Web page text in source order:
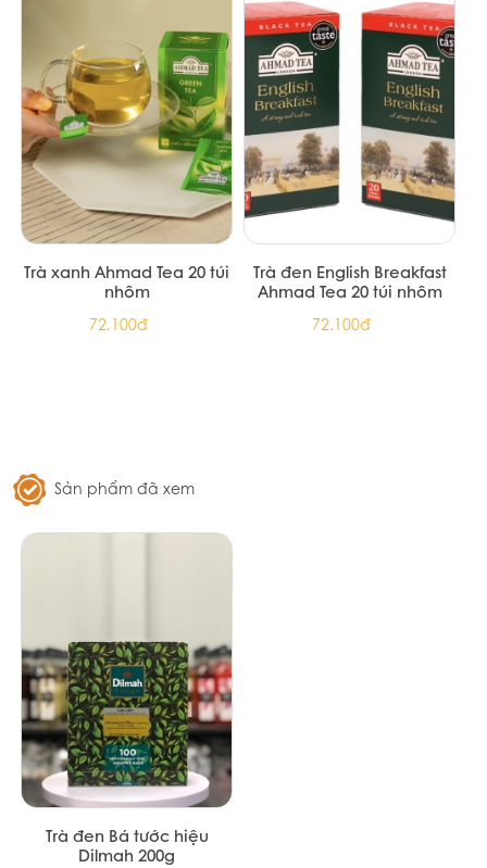
Trà xanh Ahmad Tea 20 túi
nhôm
72.100đ
Trà đen English Breakfast
Ahmad Tea 20 túi nhôm
72.100đ
Sản phẩm đã xem
Trà đen Bá tước hiệu
Dilmah 200g